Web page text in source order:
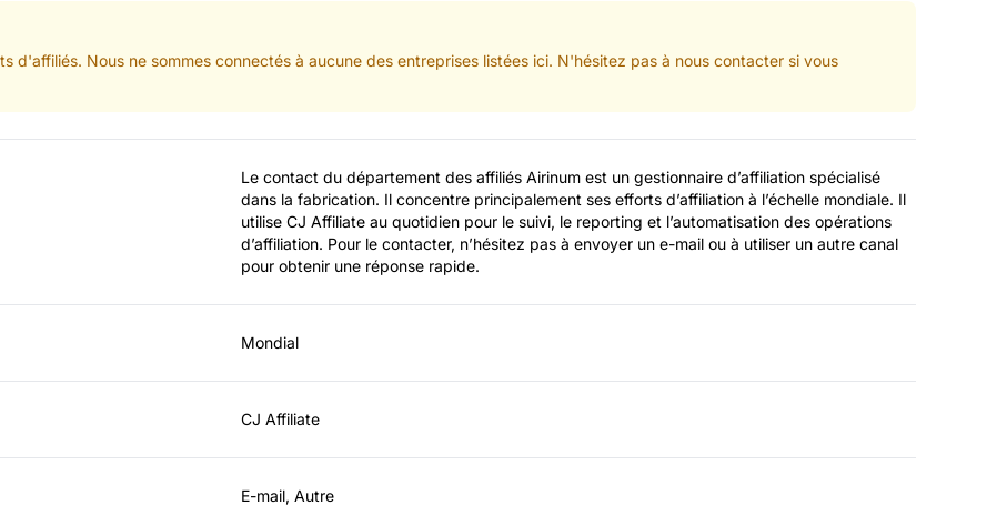
d'affiliés. Nous ne sommes connectés à aucune des entreprises listées ici. N'hésitez pas à nous contacter si vous
Le contact du département des affiliés Airinum est un gestionnaire d’affiliation spécialisé
dans la fabrication. Il concentre principalement ses efforts d’affiliation à l’échelle mondiale. Il
utilise CJ Affiliate au quotidien pour le suivi, le reporting et l’automatisation des opérations
d’affiliation. Pour le contacter, n’hésitez pas à envoyer un e-mail ou à utiliser un autre canal
pour obtenir une réponse rapide.
Mondial
CJ Affiliate
E-mail, Autre